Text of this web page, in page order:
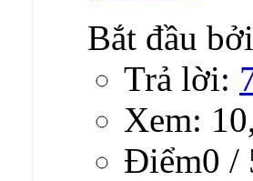
Bắt đầu bởi
Trả lời:
Xem:
Ðiểm0 /